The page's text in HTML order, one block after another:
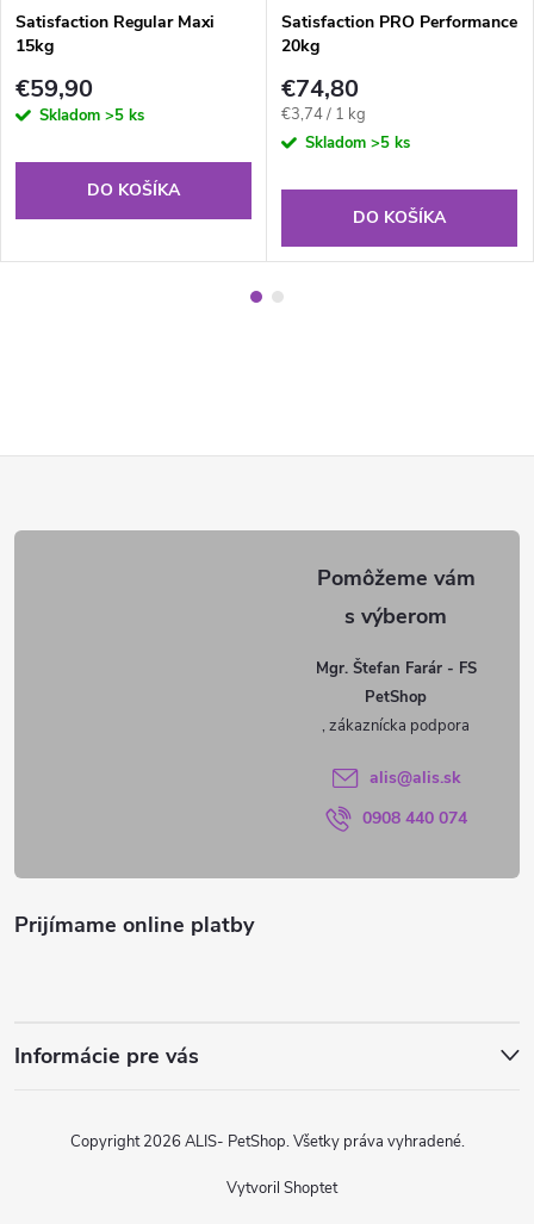
Satisfaction Regular Maxi
15kg
€59,90
Skladom >5 ks
DO KOŠÍKA
Satisfaction PRO Performance
20kg
€74,80
Jednotková
cena:
€3,74 / 1 kg
Skladom >5 ks
DO KOŠÍKA
á
Mgr. Štefan Farár - FS
PetShop
alis@alis.sk
0908 440 074
Prijímame online platby
Informácie pre vás
Vytvoril Shoptet
Copyright 2026 ALIS- PetShop. Všetky práva vyhradené.